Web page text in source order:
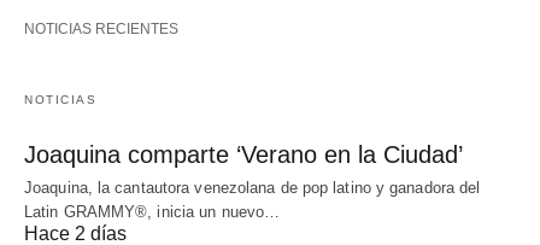
NOTICIAS RECIENTES
NOTICIAS
Joaquina comparte ‘Verano en la Ciudad’
Joaquina, la cantautora venezolana de pop latino y ganadora del
Latin GRAMMY®, inicia un nuevo…
Hace 2 días